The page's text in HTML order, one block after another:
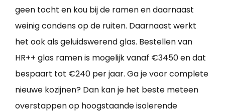
geen tocht en kou bij de ramen en daarnaast
weinig condens op de ruiten. Daarnaast werkt
het ook als geluidswerend glas. Bestellen van
HR++ glas ramen is mogelijk vanaf €3450 en dat
bespaart tot €240 per jaar. Ga je voor complete
nieuwe kozijnen? Dan kan je het beste meteen
overstappen op hoogstaande isolerende